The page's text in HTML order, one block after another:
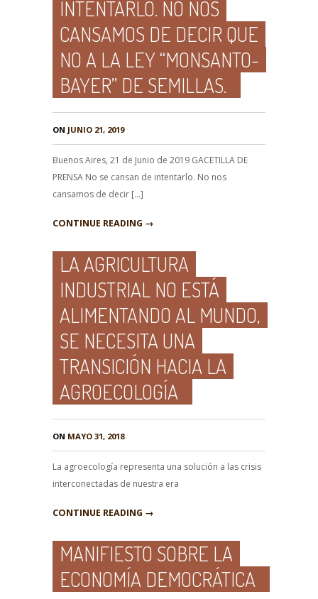
INTENTARLO. NO NOS
CANSAMOS DE DECIR QUE
NO A LA LEY “MONSANTO-
BAYER” DE SEMILLAS.
ON JUNIO 21, 2019
Buenos Aires, 21 de Junio de 2019 GACETILLA DE
PRENSA No se cansan de intentarlo. No nos
cansamos de decir […]
CONTINUE READING →
LA AGRICULTURA
INDUSTRIAL NO ESTÁ
ALIMENTANDO AL MUNDO,
SE NECESITA UNA
TRANSICIÓN HACIA LA
AGROECOLOGÍA
ON MAYO 31, 2018
La agroecología representa una solución a las crisis
interconectadas de nuestra era
CONTINUE READING →
MANIFIESTO SOBRE LA
ECONOMÍA DEMOCRÁTICA